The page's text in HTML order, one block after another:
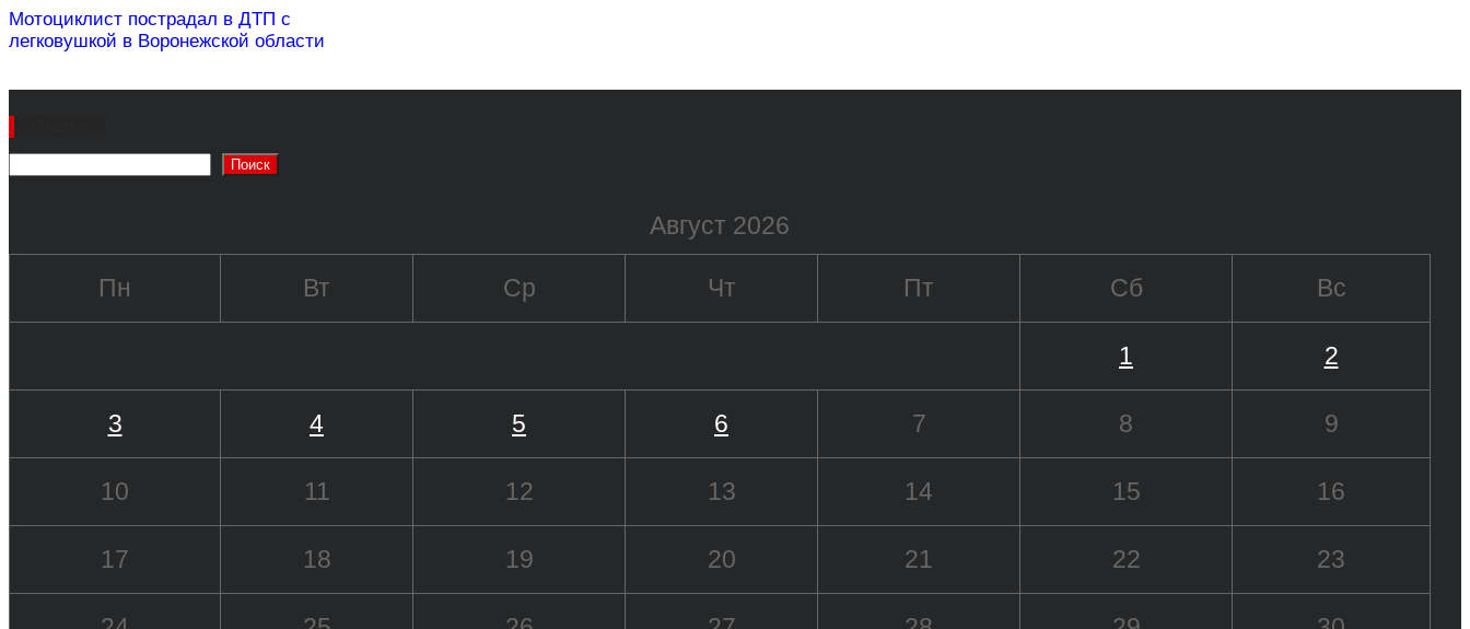
Мотоциклист пострадал в ДТП с
легковушкой в Воронежской области
Поиск
Август 2026
Пн Вт Ср Чт Пт Сб Вс
1 2
3 4 5 6 7 8 9
10 11 12 13 14 15 16
17 18 19 20 21 22 23